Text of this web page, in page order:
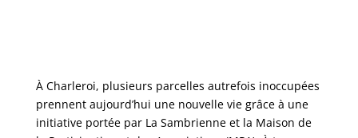
À Charleroi, plusieurs parcelles autrefois inoccupées
prennent aujourd’hui une nouvelle vie grâce à une
initiative portée par La Sambrienne et la Maison de